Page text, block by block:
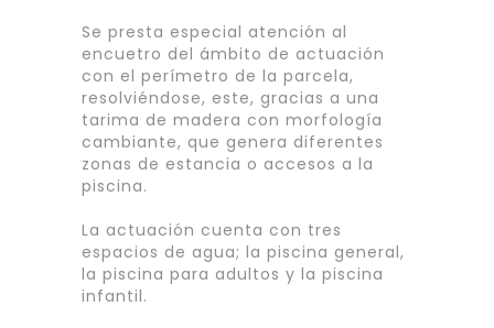
Se presta especial atención al
encuetro del ámbito de actuación
con el perímetro de la parcela,
resolviéndose, este, gracias a una
tarima de madera con morfología
cambiante, que genera diferentes
zonas de estancia o accesos a la
piscina.
La actuación cuenta con tres
espacios de agua; la piscina general,
la piscina para adultos y la piscina
infantil.